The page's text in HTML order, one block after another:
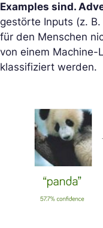
Examples sind.
gestörte Inputs (z.
für den Menschen
von einem Machine-
klassifiziert werden.